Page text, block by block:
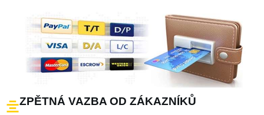
ZPĚTNÁ VAZBA OD ZÁKAZNÍKŮ